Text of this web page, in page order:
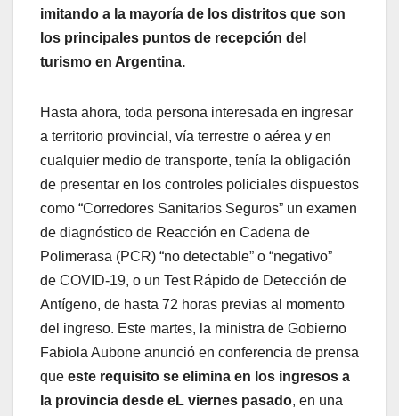
imitando a la mayoría de los distritos que son
los principales puntos de recepción del
turismo en Argentina.
Hasta ahora, toda persona interesada en ingresar
a territorio provincial, vía terrestre o aérea y en
cualquier medio de transporte, tenía la obligación
de presentar en los controles policiales dispuestos
como “Corredores Sanitarios Seguros” un examen
de diagnóstico de Reacción en Cadena de
Polimerasa (PCR) “no detectable” o “negativo”
de COVID-19, o un Test Rápido de Detección de
Antígeno, de hasta 72 horas previas al momento
del ingreso. Este martes, la ministra de Gobierno
Fabiola Aubone anunció en conferencia de prensa
que este requisito se elimina en los ingresos a
la provincia desde eL viernes pasado, en una